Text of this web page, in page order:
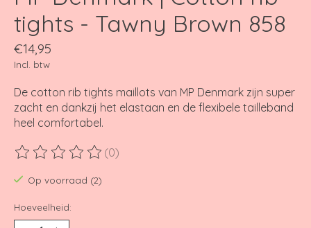
tights - Tawny Brown 858
€14,95
Incl. btw
De cotton rib tights maillots van MP Denmark zijn super
zacht en dankzij het elastaan en de flexibele tailleband
heel comfortabel.
De beoordeling van dit product is
(0)
Op voorraad (2)
Hoeveelheid: